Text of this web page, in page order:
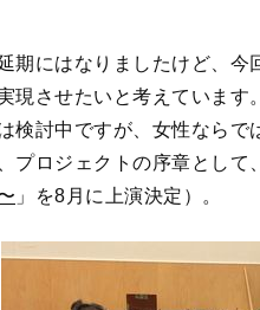
『女々しき力プロジェクト～序章
り 〜コロナノコロ〜」の稽古風景
※「
さるすべり 〜コロナノコロ〜